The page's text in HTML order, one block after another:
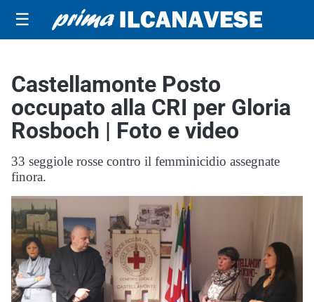
☰
Castellamonte Posto
occupato alla CRI per Gloria
Rosboch | Foto e video
33 seggiole rosse contro il femminicidio assegnate
finora.